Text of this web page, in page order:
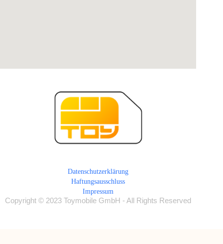
Datenschutzerklärung
Haftungsausschluss
Impressum
Copyright © 2023 Toymobile GmbH - All Rights Reserved